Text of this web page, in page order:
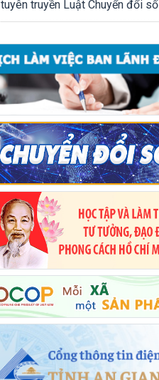
tuyên truyền Luật Chuyển đổi số